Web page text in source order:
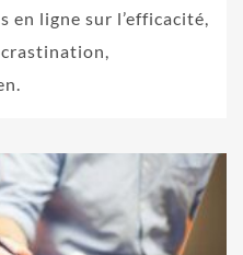
en ligne sur l’efficacité,